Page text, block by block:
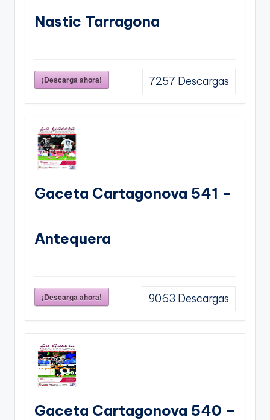
Nastic Tarragona
¡Descarga ahora! 7257 Descargas
Gaceta Cartagonova 541 –
Antequera
¡Descarga ahora! 9063 Descargas
Gaceta Cartagonova 540 –